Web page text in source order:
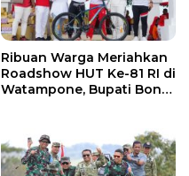
Ribuan Warga Meriahkan
Roadshow HUT Ke-81 RI di
Watampone, Bupati Bone
Semangat Membangun
Daerah